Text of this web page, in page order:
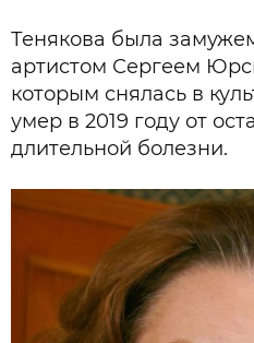
Тенякова была
артистом Сергеем
которым снялась в
умер в 2019 году от
длительной болезни.